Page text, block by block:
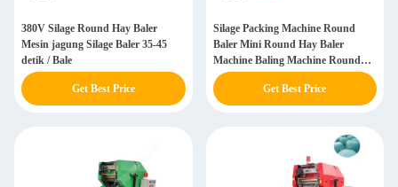
380V Silage Round Hay Baler
Mesin jagung Silage Baler 35-45
detik / Bale
Get Best Price
Silage Packing Machine Round
Baler Mini Round Hay Baler
Machine Baling Machine Round
Baler
Get Best Price